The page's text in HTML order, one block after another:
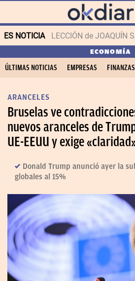
ES NOTICIA LECCIÓN de JOAQUÍN
ECONOMÍA
ÚLTIMAS NOTICIAS EMPRESAS FINANZAS
ARANCELES
Bruselas ve
nuevos aranceles de
UE-EEUU y exige
Donald Trump anunció ayer la
globales al 15%